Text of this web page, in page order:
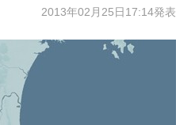
2013年02月25日17:14発表